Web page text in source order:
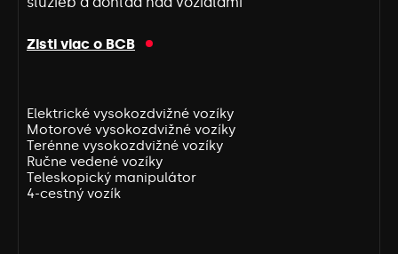
Zisti viac o BCB
Elektrické vysokozdvižné vozíky
Motorové vysokozdvižné vozíky
Terénne vysokozdvižné vozíky
Ručne vedené vozíky
Teleskopický manipulátor
4-cestný vozík